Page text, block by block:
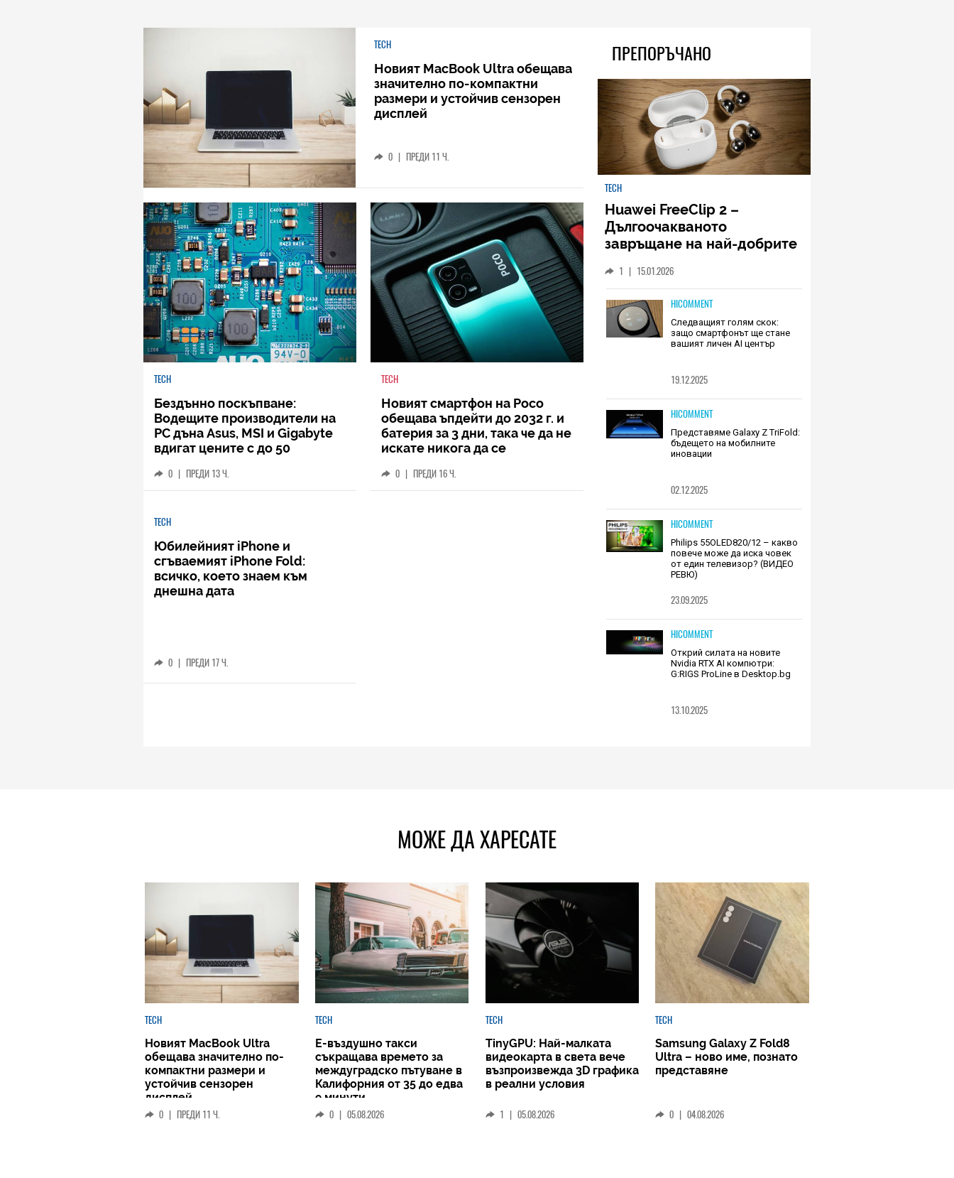
04.08.2026
HIEND
Метеорит, 200 пъти по-голям
от убиеца на динозаври, е
променил хода на еволюцията
на Земята
04.08.2026
TECH
Новият MacBook Ultra обещава
значително по-компактни
размери и устойчив сензорен
дисплей
0 | ПРЕДИ 11 Ч.
TECH
Бездънно поскъпване:
Водещите производители на
РС дъна Asus, MSI и Gigabyte
вдигат цените с до 50
0 | ПРЕДИ 13 Ч.
TECH
Новият смартфон на Poco
обещава ъпдейти до 2032 г. и
батерия за 3 дни, така че да не
искате никога да се
0 | ПРЕДИ 16 Ч.
TECH
Юбилейният iPhone и
сгъваемият iPhone Fold:
всичко, което знаем към
днешна дата
0 | ПРЕДИ 17 Ч.
ПРЕПОРЪЧАНО
TECH
Huawei FreeClip 2 –
Дългоочакваното
завръщане на най-добрите
1 | 15.01.2026
HICOMMENT
Следващият голям скок:
защо смартфонът ще стане
вашият личен AI център
19.12.2025
HICOMMENT
Представяме Galaxy Z TriFold:
бъдещето на мобилните
иновации
02.12.2025
HICOMMENT
Philips 55OLED820/12 – какво
повече може да иска човек
от един телевизор? (ВИДЕО
РЕВЮ)
23.09.2025
HICOMMENT
Открий силата на новите
Nvidia RTX AI компютри:
G:RIGS ProLine в Desktop.bg
13.10.2025
МОЖЕ ДА ХАРЕСАТЕ
TECH
Новият MacBook Ultra
обещава значително по-
компактни размери и
устойчив сензорен
дисплей
0 | ПРЕДИ 11 Ч.
TECH
Е-въздушно такси
съкращава времето за
междуградско пътуване в
Калифорния от 35 до едва
9 минути
0 | 05.08.2026
TECH
TinyGPU: Най-малката
видеокарта в света вече
възпроизвежда 3D графика
в реални условия
1 | 05.08.2026
TECH
Samsung Galaxy Z Fold8
Ultra – ново име, познато
представяне
0 | 04.08.2026